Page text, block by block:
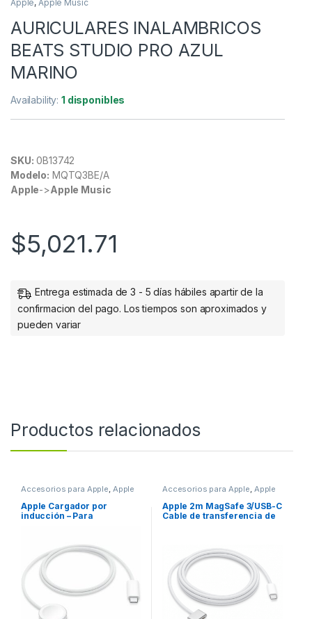
Apple,Apple Music
AURICULARES INALAMBRICOS
BEATS STUDIO PRO AZUL
MARINO
Availability:1 disponibles
SKU: 0B13742
Modelo: MQTQ3BE/A
Apple->Apple Music
$5,021.71
Entrega estimada de 3 - 5 días hábiles apartir de la
confirmacion del pago. Los tiempos son aproximados y
pueden variar
Productos relacionados
Accesorios para Apple Apple
Apple Cargador por
inducción – Para
entraada: USB – Carga
rápida, Magnética,
duradero CABLE CARGA
MAGNETICArapida aUSBC
Accesorios para Apple Apple
Apple 2m MagSafe 3/USB-C
Cable de transferencia de
USB-C A MAGSAFE 32 M